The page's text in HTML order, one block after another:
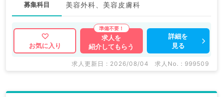
募集科目 美容外科、美容皮膚科
お気に入り
求人を
紹介してもらう
詳細を
見る
求人更新日 : 2026/08/04 求人No. : 999509